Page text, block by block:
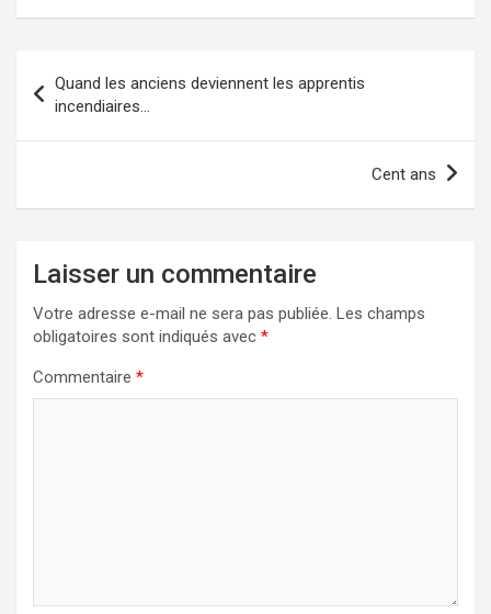
de
l’article
Quand les anciens deviennent les apprentis
incendiaires…
Cent ans
Laisser un commentaire
Votre adresse e-mail ne sera pas publiée. Les champs
obligatoires sont indiqués avec *
Commentaire *